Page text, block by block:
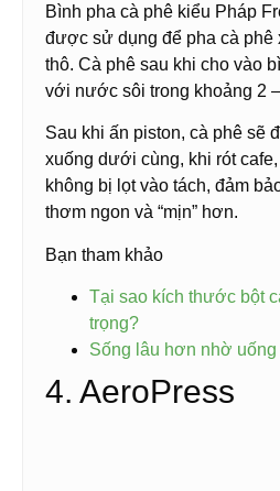
Bình pha cà phê kiểu Pháp
được sử dụng để pha cà phê
thô. Cà phê sau khi cho vào
với nước sôi trong khoảng 2
Sau khi ấn piston, cà phê sẽ
xuống dưới cùng, khi rót
không bị lọt vào tách, đảm
thơm ngon và “mịn” hơn.
Bạn tham khảo
Tại sao kích thước bột
trọng?
Sống lâu hơn nhờ uống
4. AeroPress